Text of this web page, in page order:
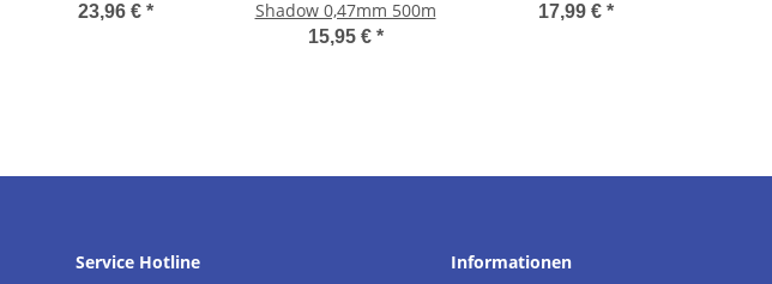
23,96 € *
Shadow 0,47mm 500m
15,95 € *
17,99 € *
Service Hotline Informationen